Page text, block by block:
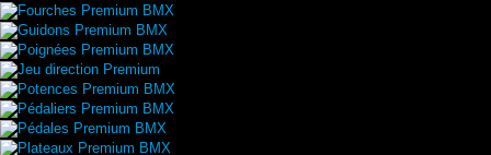
Fourches Premium BMX
Guidons Premium BMX
Poignées Premium BMX
Jeu direction Premium
Potences Premium BMX
Pédaliers Premium BMX
Pédales Premium BMX
Plateaux Premium BMX